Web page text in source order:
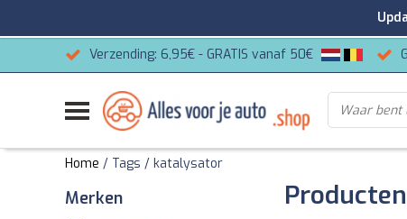
Verzending: 6,95€ - GRATIS vanaf 50€
Home / Tags / katalysator
Merken